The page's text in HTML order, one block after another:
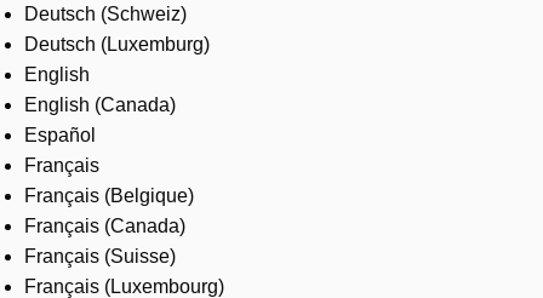
Where to buy
Contact us
Careers
Deutsch (Schweiz)
Deutsch (Luxemburg)
English
English (Canada)
Español
Français
Français (Belgique)
Français (Canada)
Français (Suisse)
Français (Luxembourg)